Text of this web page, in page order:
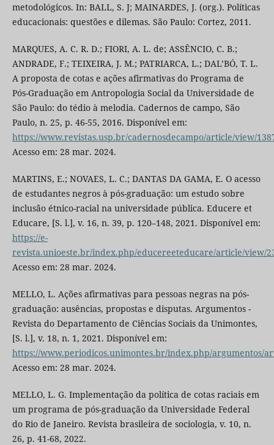
metodológicos. In: BALL, S. J; MAINARDES, J. (org.). Políticas
educacionais: questões e dilemas. São Paulo: Cortez, 2011.
MARQUES, A. C. R. D.; FIORI, A. L. de; ASSÊNCIO, C. B.;
ANDRADE, F.; TEIXEIRA, J. M.; PATRIARCA, L.; DAL’BÓ, T. L.
A proposta de cotas e ações afirmativas do Programa de
Pós-Graduação em Antropologia Social da Universidade de
São Paulo: do tédio à melodia. Cadernos de campo, São
Paulo, n. 25, p. 46-55, 2016. Disponível em:
https://www.revistas.usp.br/cadernosdecampo/article/view/
Acesso em: 28 mar. 2024.
MARTINS, E.; NOVAES, L. C.; DANTAS DA GAMA, E. O acesso
de estudantes negros à pós-graduação: um estudo sobre
inclusão étnico-racial na universidade pública. Educere et
Educare, [S. l.], v. 16, n. 39, p. 120–148, 2021. Disponível em:
https://e-
revista.unioeste.br/index.php/educereeteducare/article/view/
Acesso em: 28 mar. 2024.
MELLO, L. Ações afirmativas para pessoas negras na pós-
graduação: ausências, propostas e disputas. Argumentos -
Revista do Departamento de Ciências Sociais da Unimontes,
[S. l.], v. 18, n. 1, 2021. Disponível em:
https://www.periodicos.unimontes.br/index.php/argumentos/
Acesso em: 28 mar. 2024.
MELLO, L. G. Implementação da política de cotas raciais em
um programa de pós-graduação da Universidade Federal
do Rio de Janeiro. Revista brasileira de sociologia, v. 10, n.
26, p. 41-68, 2022.